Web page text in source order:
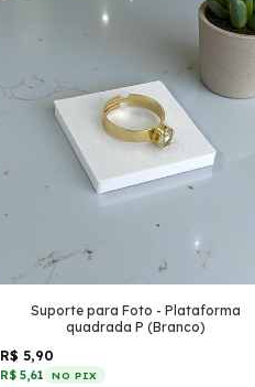
Suporte para Foto - Plataforma
quadrada P (Branco)
R$ 5,90
R$ 5,61 NO PIX